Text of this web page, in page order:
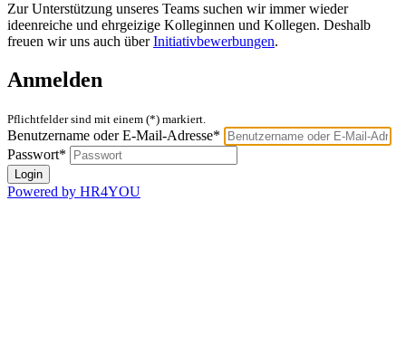
Zur Unterstützung unseres Teams suchen wir immer wieder
ideenreiche und ehrgeizige Kolleginnen und Kollegen. Deshalb
freuen wir uns auch überInitiativbewerbungen.
Anmelden
Pflichtfelder sind mit einem (*) markiert.
Benutzername oder E-Mail-Adresse*
Passwort*
Powered by HR4YOU